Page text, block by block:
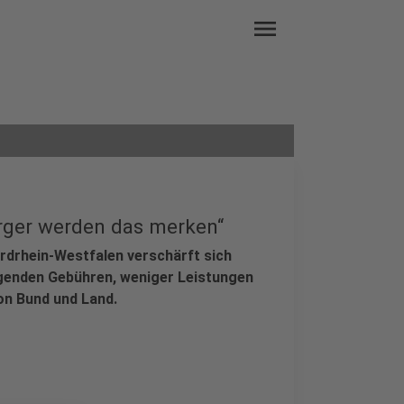
menu
werden das merken“
Westfalen verschärft sich
Gebühren, weniger Leistungen
Bund und Land.